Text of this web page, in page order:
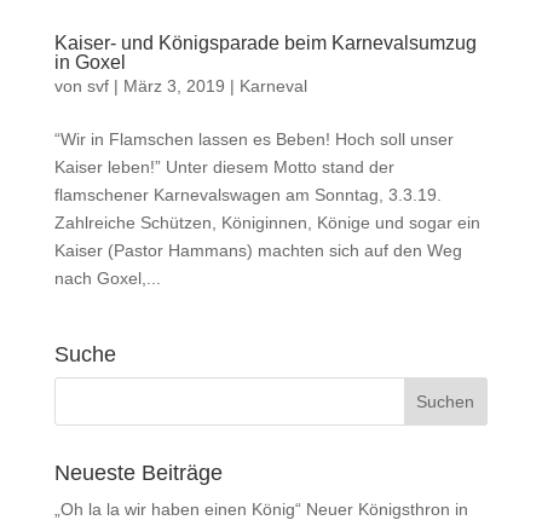
Kaiser- und Königsparade beim Karnevalsumzug
in Goxel
von svf| März 3, 2019 | Karneval
“Wir in Flamschen lassen es Beben! Hoch soll unser
Kaiser leben!” Unter diesem Motto stand der
flamschener Karnevalswagen am Sonntag, 3.3.19.
Zahlreiche Schützen, Königinnen, Könige und sogar ein
Kaiser (Pastor Hammans) machten sich auf den Weg
nach Goxel,...
Suche
Neueste Beiträge
„Oh la la wir haben einen König“ Neuer Königsthron in